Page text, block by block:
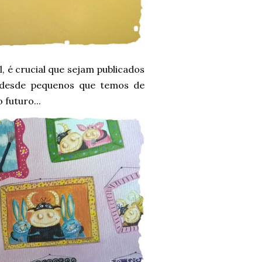
é crucial que sejam publicados
pequenos que temos de
futuro...